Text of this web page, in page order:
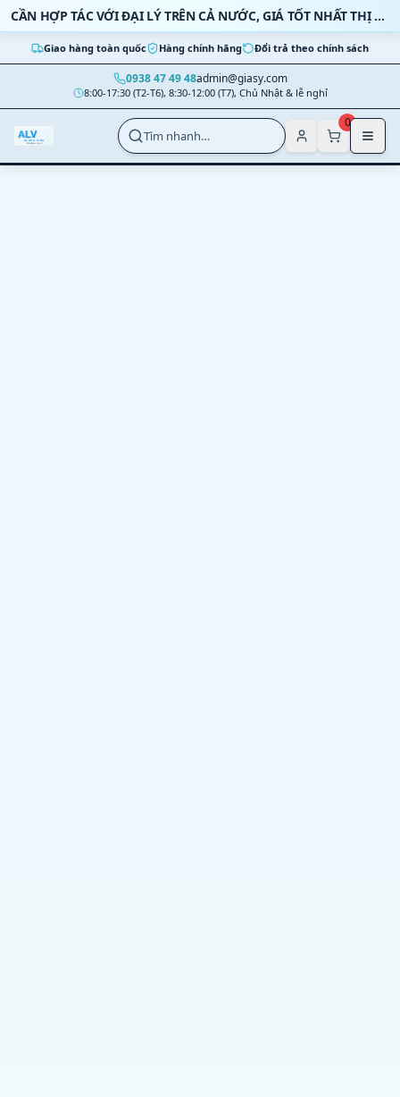
Bỏ qua nội dung CẦN HỢP TÁC VỚI ĐẠI LÝ TRÊN CẢ NƯỚC, GIÁ TỐT NHẤT THỊ TRƯỜNG
Giao hàng toàn quốc Hàng chính hãng Đổi trả theo chính sách
0938 47 49 48admin@giasy.com
8:00-17:30 (T2-T6), 8:30-12:00 (T7), Chủ Nhật & lễ nghỉ
Nhảy tới nội dung chính
Tìm nhanh…
0